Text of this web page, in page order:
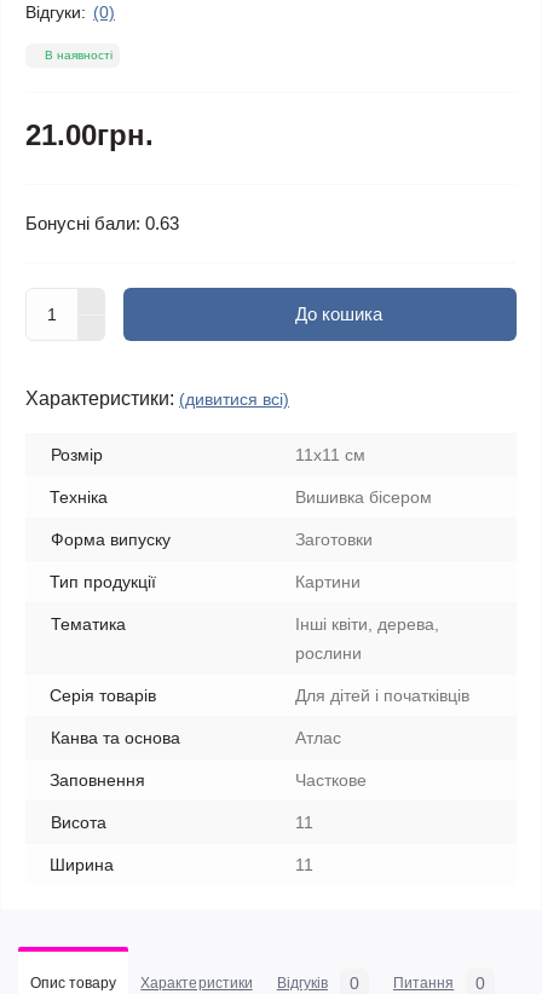
Відгуки: (0)
В наявності
21.00грн.
Бонусні бали: 0.63
До кошика
Характеристики: (дивитися всі)
Розмір 11x11 см
Техніка Вишивка бісером
Форма випуску Заготовки
Тип продукції Картини
Тематика
Інші квіти, дерева,
рослини
Серія товарів Для дітей і початківців
Канва та основа Атлас
Заповнення Часткове
Висота 11
Ширина 11
Опис товару Характеристики Відгуків 0 Питання 0